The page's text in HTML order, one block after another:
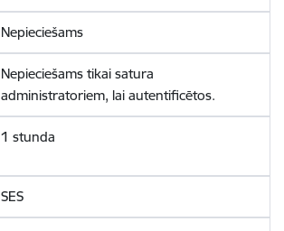
Nepieciešams
Nepieciešams tikai satura
administratoriem, lai autentificētos.
1 stunda
SES